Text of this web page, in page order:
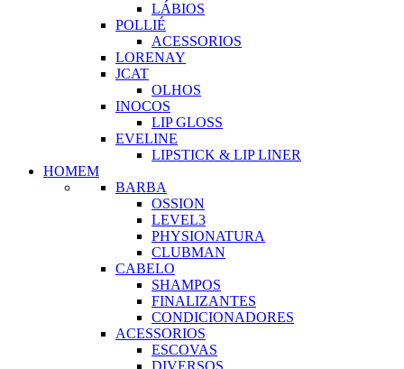
LÁBIOS
POLLIÉ
ACESSORIOS
LORENAY
JCAT
OLHOS
INOCOS
LIP GLOSS
EVELINE
LIPSTICK & LIP LINER
HOMEM
BARBA
OSSION
LEVEL3
PHYSIONATURA
CLUBMAN
CABELO
SHAMPOS
FINALIZANTES
CONDICIONADORES
ACESSORIOS
ESCOVAS
DIVERSOS